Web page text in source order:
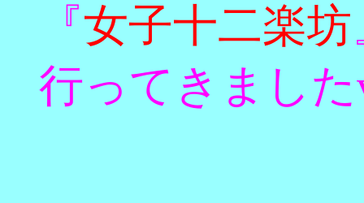
『女子十二楽坊
行ってきまし